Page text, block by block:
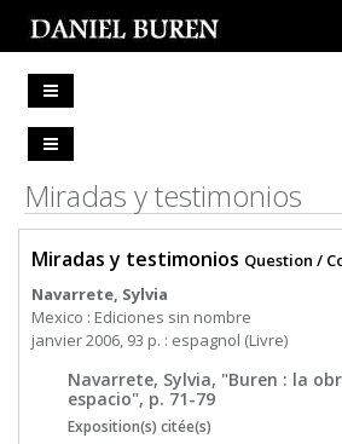
Miradas y testimonios
Miradas y testimonios Question /
Navarrete, Sylvia
Mexico : Ediciones sin nombre
janvier 2006, 93 p. : espagnol (Livre)
Navarrete, Sylvia, "Buren : la
espacio", p. 71-79
Exposition(s) citée(s)